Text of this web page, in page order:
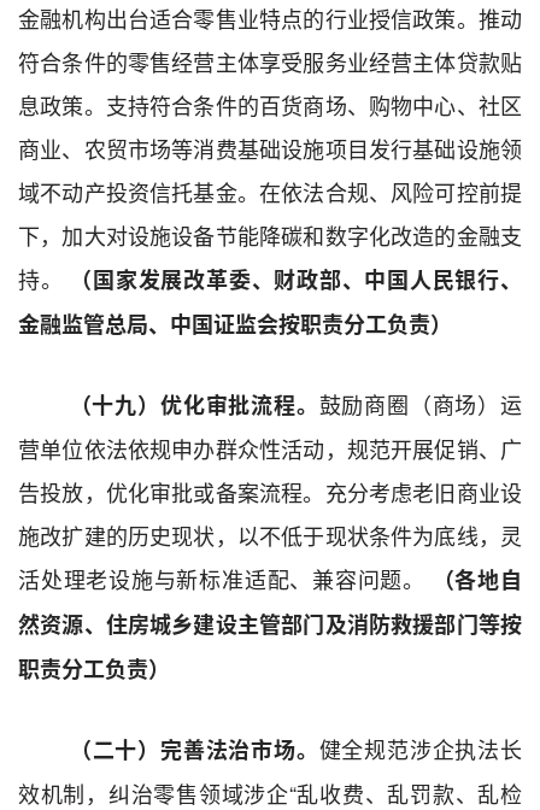
金融机构出台适合零售业特点的行业授信政策。 推动
符合条件的零售经营主体享受服务业经营主体贷款贴
息政策。 支持符合条件的百货商场、购物中心、社区
商业、农贸市场等消费基础设施项目发行基础设施领
域不动产投资信托基金。在依法合规、风险可控前提
下，加大对设施设备节能降碳和数字化改造的金融支
持。
（国家发展改革委、财政部、中国人民银行、
金融监管总局、中国证监会按职责分工负责）
（十九）优化审批流程。 鼓励商圈（商场）运
营单位依法依规申办群众性活动，规范开展促销、广
告投放，优化审批或备案流程。充分考虑老旧商业设
施改扩建的历史现状， 以不低于现状条件为底线，灵
活处理老设施与新标准适配、兼容问题。
（各地自
然资源、住房城乡建设主管部门及消防救援部门等按
职责分工负责）
（二十）完善法治市场。 健全规范涉企执法长
效机制，纠治零售领域涉企“乱收费、乱罚款、乱检